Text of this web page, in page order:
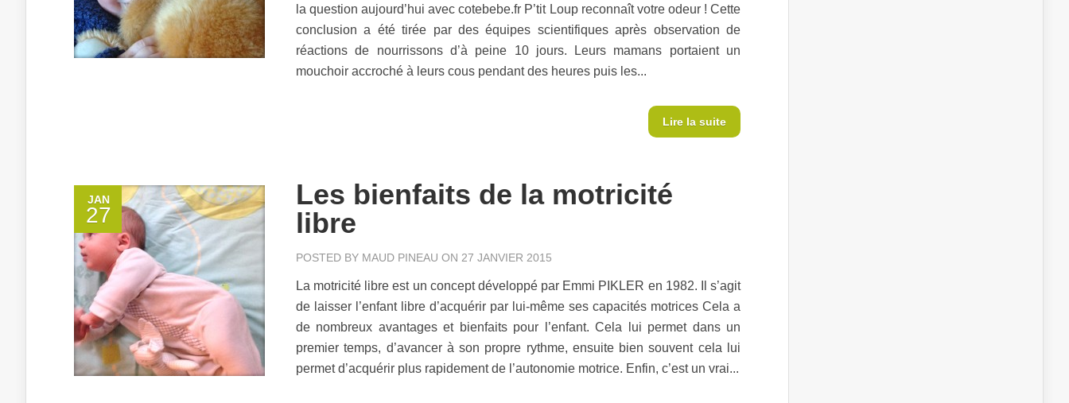
la question aujourd’hui avec cotebebe.fr P’tit Loup reconnaît votre odeur ! Cette
conclusion a été tirée par des équipes scientifiques après observation de
réactions de nourrissons d’à peine 10 jours. Leurs mamans portaient un
mouchoir accroché à leurs cous pendant des heures puis les...
Lire la suite
JAN
27
Les bienfaits de la motricité
libre
POSTED BY MAUD PINEAU ON 27 JANVIER 2015
La motricité libre est un concept développé par Emmi PIKLER en 1982. Il s’agit
de laisser l’enfant libre d’acquérir par lui-même ses capacités motrices Cela a
de nombreux avantages et bienfaits pour l’enfant. Cela lui permet dans un
premier temps, d’avancer à son propre rythme, ensuite bien souvent cela lui
permet d’acquérir plus rapidement de l’autonomie motrice. Enfin, c’est un vrai...